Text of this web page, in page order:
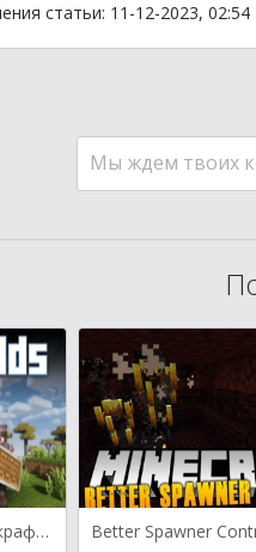
статьи: 11-12-2023, 02:54
Мы ждем твоих
BetterShields для Майнкрафт [1.20.2, 1.19.4, 1.19.2]